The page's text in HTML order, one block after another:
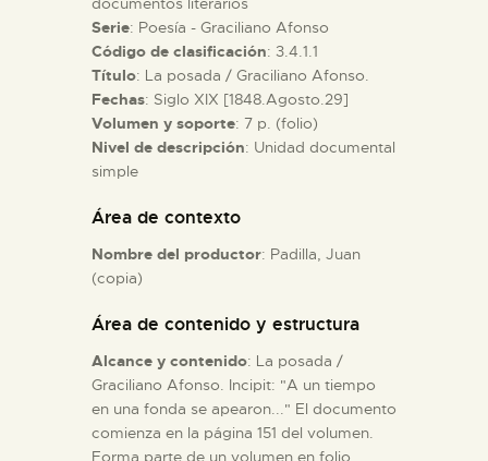
COLECCIONES
DIDÁCTICA
ESPAÑOL
Serie: Poesía - Graciliano Afonso
Código de clasificación: 3.4.1.1
Título: La posada / Graciliano Afonso.
Fechas: Siglo XIX [1848.Agosto.29]
Volumen y soporte: 7 p. (folio)
Nivel de descripción: Unidad documental
simple
Área de contexto
Nombre del productor: Padilla, Juan
(copia)
Área de contenido y estructura
Alcance y contenido: La posada /
Graciliano Afonso. Incipit: "A un tiempo
en una fonda se apearon..." El documento
comienza en la página 151 del volumen.
Forma parte de un volumen en folio